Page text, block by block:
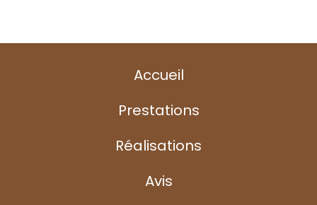
Accueil
Prestations
Réalisations
Avis